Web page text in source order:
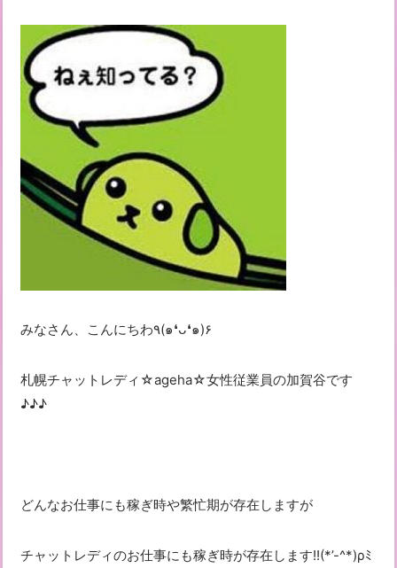
みなさん、こんにちわ٩(๑❛ᴗ❛๑)۶
札幌チャットレディ☆ageha☆女性従業員の加賀谷です
♪♪♪
どんなお仕事にも稼ぎ時や繁忙期が存在しますが
チャットレディのお仕事にも稼ぎ時が存在します!!(*’-^*)ρﾐ